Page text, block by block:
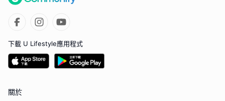
下載 U Lifestyle應用程式
關於